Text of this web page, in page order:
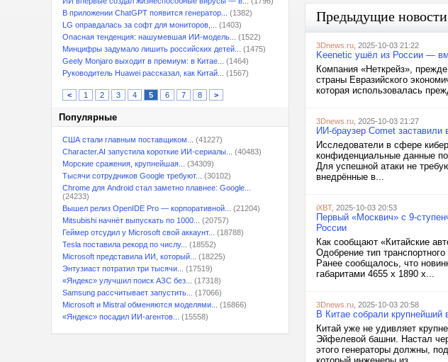
В приложении ChatGPT появится генератор...
(1382)
LG оправдалась за софт для мониторов,...
(1403)
Опасная тенденция: нашумевшая ИИ-модель...
(1522)
Минцифры задумало лишить российских детей...
(1475)
Geely Monjaro выходит в премиум: в Китае...
(1464)
Руководитель Huawei рассказал, как Китай...
(1567)
< 1 2 3 4 5 6 7 8 >
Популярные
США стали главным поставщиком...
(41227)
Character.AI запустила короткие ИИ-сериалы...
(40483)
Морские сражения, крупнейшая...
(34309)
Тысячи сотрудников Google требуют...
(30102)
Chrome для Android стал заметно плавнее: Google...
(24233)
Вышел релиз OpenIDE Pro — корпоративной...
(21204)
Mitsubishi начнёт выпускать по 1000...
(20757)
Геймер отсудил у Microsoft свой аккаунт...
(18788)
Tesla поставила рекорд по числу...
(18552)
Microsoft представила ИИ, который...
(18225)
Энтузиаст потратил три тысячи...
(17519)
«Яндекс» улучшил поиск АЗС без...
(17318)
Samsung рассчитывает запустить...
(17066)
Microsoft и Mistral обменяются моделями...
(16866)
«Яндекс» посадил ИИ-агентов...
(15558)
Предыдущие новости
3Dnews.ru , 2025-10-03 21:22
Keenetic ушёл из России —
Компания «Неткрейз»,
страны Евразийского
которая использовалась
3Dnews.ru , 2025-10-03 21:27
ИИ-браузер Comet
Исследователи в сфере
конфиденциальные данные
Для успешной атаки не
внедрённые в...
iXBT, 2025-10-03 20:53
Первый «Москвич» с 9-
России
Как сообщают «Китайские
Одобрение тип
Ранее сообщалось, что
габаритами 4655 х 1890 х...
3Dnews.ru , 2025-10-03 20:58
В Китае собрали
Китай уже не удивляет
Эйфелевой башни. Настал
этого генераторы должны,